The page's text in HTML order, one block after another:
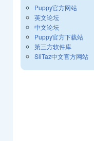
Puppy官方网站
英文论坛
中文论坛
Puppy官方下载站
第三方软件库
SliTaz中文官方网站